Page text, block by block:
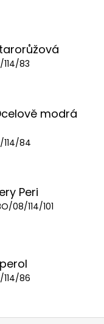
83
modrá
114/84
Peri
08/114/101
86